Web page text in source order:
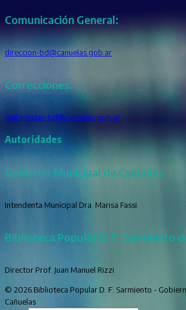
Comunicación General:
direccion-bd@canuelas.gob.ar
Correcciones:
webmaster-bd@canuelas.gob.ar
Autoridades
Gobierno Municipal de Cañuelas
Intendenta Municipal Dra. Marisa Fassi
Biblioteca Popular D. F. Sarmiento
Director Prof. Juan Manuel Rizzi
© 2026 Biblioteca Popular D. F. Sarmiento -
Cañuelas